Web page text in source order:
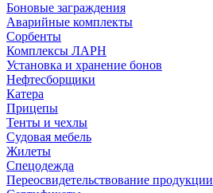
Боновые заграждения
Аварийные комплекты
Сорбенты
Комплексы ЛАРН
Установка и хранение бонов
Нефтесборщики
Катера
Прицепы
Тенты и чехлы
Судовая мебель
Жилеты
Спецодежда
Переосвидетельствование продукции